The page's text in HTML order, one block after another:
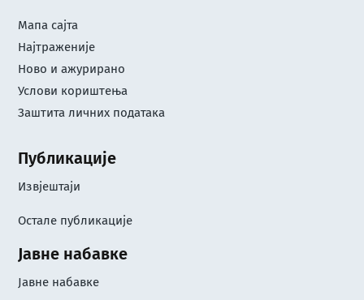
Мапа сајта
Најтраженије
Ново и ажурирано
Услови кориштењa
Заштита личних података
Публикације
Извјештаји
Остале публикације
Јавне набавке
Јавне набавке